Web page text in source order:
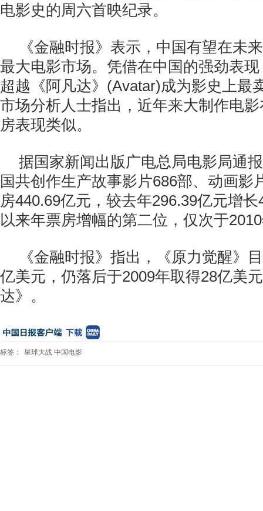
电影史的周六首映纪录。
《金融时报》表示，中国有望在未
最大电影市场。凭借在中国的强劲表
超越《阿凡达》(Avatar)成为影史上最
市场分析人士指出，近年来大制作电
房表现类似。
据国家新闻出版广电总局电影局通
国共创作生产故事影片686部、动画影
房440.69亿元，较去年296.39亿元增
以来年票房增幅的第二位，仅次于
《金融时报》指出，《原力觉醒》
亿美元，仍落后于2009年取得28亿美
达》。
标签： 星球大战 中国电影